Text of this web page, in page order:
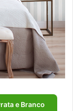
e Branco